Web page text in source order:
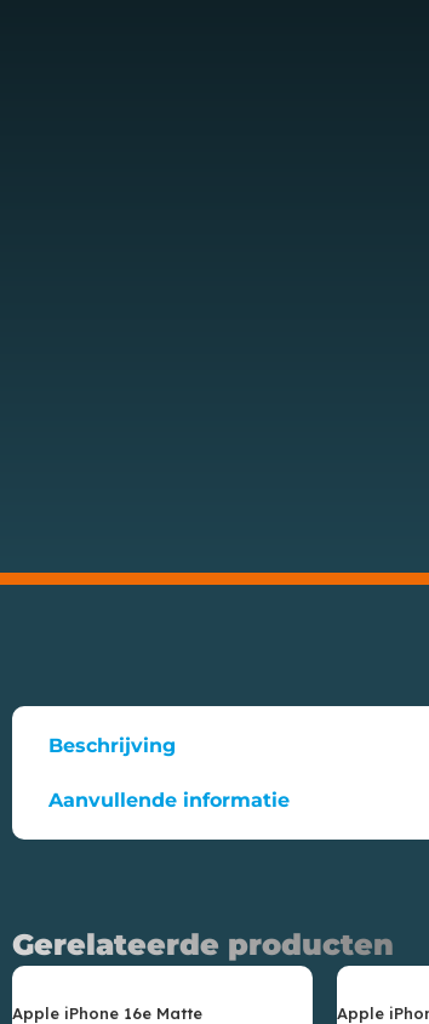
Beschrijving
Aanvullende informatie
Gerelateerde producten
Apple iPhone 16e Matte
Apple